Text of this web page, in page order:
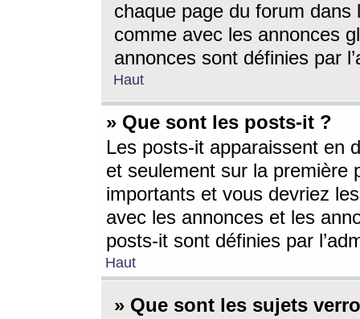
chaque page du forum dans
comme avec les annonces
annonces sont définies par
Haut
» Que sont les posts-it ?
Les posts-it apparaissent en
et seulement sur la première
importants et vous devriez
avec les annonces et les
posts-it sont définies par
Haut
» Que sont les sujets